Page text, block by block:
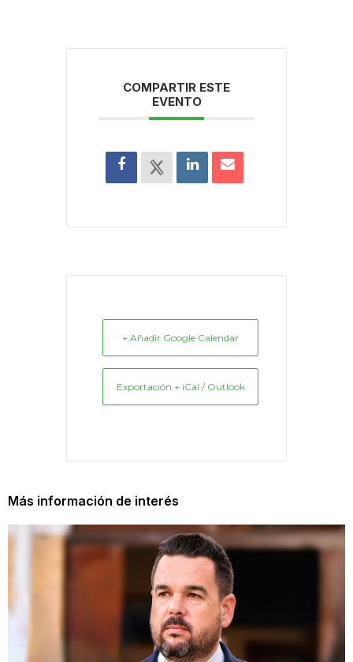
COMPARTIR ESTE
EVENTO
+ Añadir Google Calendar
Exportación + iCal / Outlook
Más información de interés